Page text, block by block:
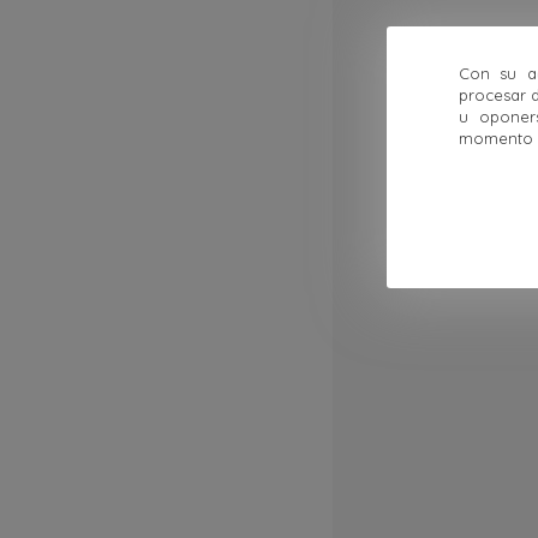
Con su
procesar
u
momento